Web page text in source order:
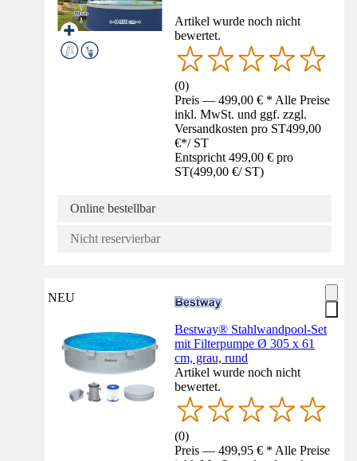
Artikel wurde noch nicht
bewertet.
(0)
Preis — 499,00 € * Alle Preise
inkl. MwSt. und ggf. zzgl.
Versandkosten pro ST499,00
€*/ ST
Entspricht 499,00 € pro
ST(499,00 €/ ST)
Online bestellbar
Nicht reservierbar
NEU
Bestway® Stahlwandpool-Set
mit Filterpumpe Ø 305 x 61
cm, grau, rund
Artikel wurde noch nicht
bewertet.
(0)
Preis — 499,95 € * Alle Preise